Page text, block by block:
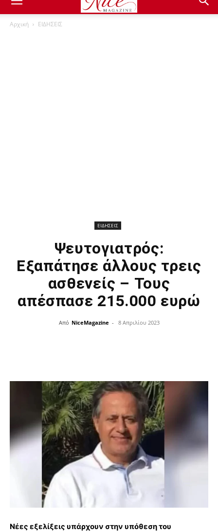
Αρχική ΕΙΔΗΣΕΙΣ
ΕΙΔΗΣΕΙΣ
Ψευτογιατρός:
Εξαπάτησε άλλους τρεις
ασθενείς – Τους
απέσπασε 215.000 ευρώ
Από NiceMagazine - 8 Απριλίου 2023
Νέες εξελίξεις υπάρχουν στην υπόθεση του